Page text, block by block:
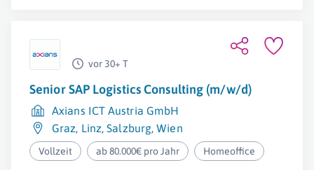
vor 30+ T
Senior SAP Logistics Consulting (m/w/d)
Axians ICT Austria GmbH
Graz, Linz,Salzburg,Wien
Vollzeit ab 80.000€ pro Jahr Homeoffice